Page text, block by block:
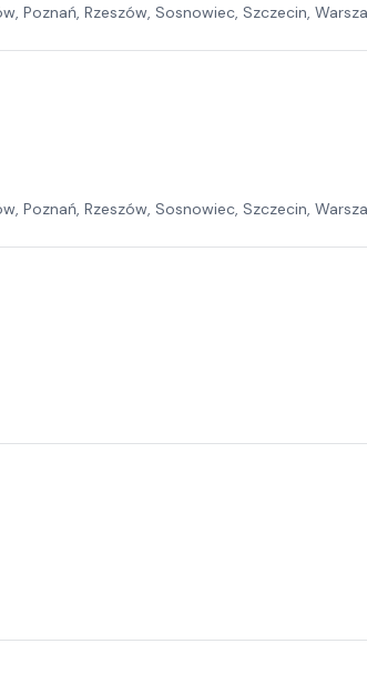
Poznań, Rzeszów, Sosnowiec, Szczecin,
Poznań, Rzeszów, Sosnowiec, Szczecin,